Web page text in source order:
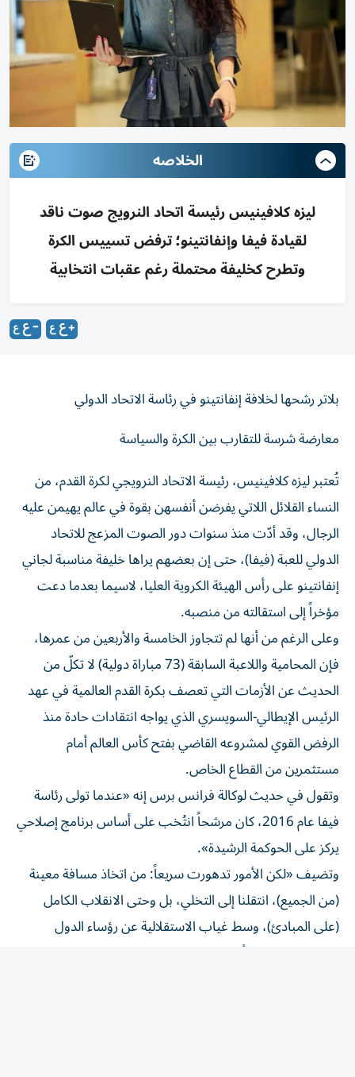
الخلاصه
ليزه كلافينيس رئيسة اتحاد النرويج صوت ناقد
لقيادة فيفا وإنفانتينو؛ ترفض تسييس الكرة
وتطرح كخليفة محتملة رغم عقبات انتخابية
النساء القلائل اللاتي يفرضن أنفسهن بقوة في عالم يهيمن عليه
الرجال، وقد أدّت منذ سنوات دور الصوت المزعج للاتحاد
الدولي للعبة (فيفا)، حتى إن بعضهم يراها خليفة مناسبة لجاني
إنفانتينو على رأس الهيئة الكروية العليا، لاسيما بعدما دعت
مؤخراً إلى استقالته من منصبه.
وعلى الرغم من أنها لم تتجاوز الخامسة والأربعين من عمرها،
فإن المحامية واللاعبة السابقة (73 مباراة دولية) لا تكلّ من
الحديث عن الأزمات التي تعصف بكرة القدم العالمية في عهد
الرئيس الإيطالي-السويسري الذي يواجه انتقادات حادة منذ
الرفض القوي لمشروعه القاضي بفتح كأس العالم أمام
مستثمرين من القطاع الخاص.
وتقول في حديث لوكالة فرانس برس إنه «عندما تولى رئاسة
فيفا عام 2016، كان مرشحاً انتُخب على أساس برنامج إصلاحي
يركز على الحوكمة الرشيدة».
وتضيف «لكن الأمور تدهورت سريعاً: من اتخاذ مسافة معينة
(من الجميع)، انتقلنا إلى التخلي، بل وحتى الانقلاب الكامل
(على المبادئ)، وسط غياب الاستقلالية عن رؤساء الدول
وشخصيات نافذة أخرى، لاسيما في البلدان المضيفة لكؤوس